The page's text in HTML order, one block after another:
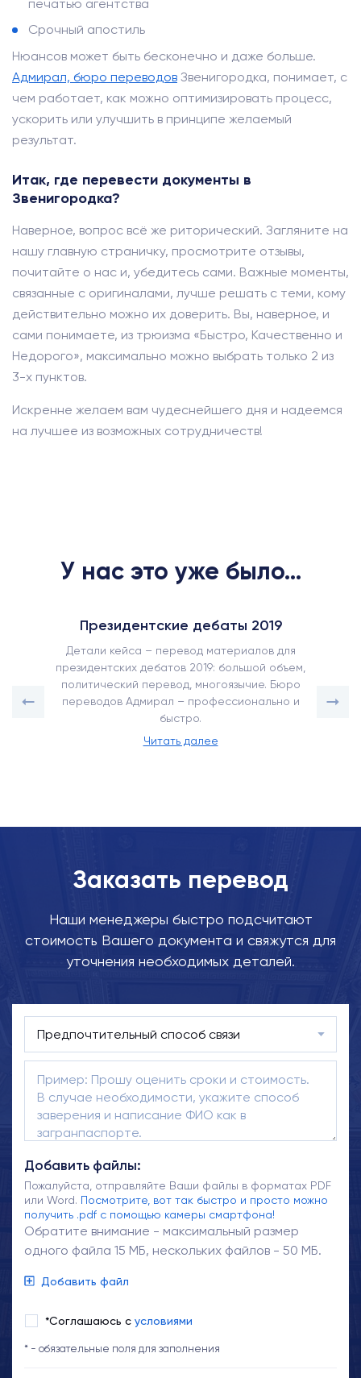
печатью агентства
Срочный апостиль
Нюансов может быть бесконечно и даже больше.
Адмирал, бюро переводов Звенигородка, понимает, с
чем работает, как можно оптимизировать процесс,
ускорить или улучшить в принципе желаемый
результат.
Итак, где перевести документы в
Звенигородка?
Наверное, вопрос всё же риторический. Загляните на
нашу главную страничку, просмотрите отзывы,
почитайте о нас и, убедитесь сами. Важные моменты,
связанные с оригиналами, лучше решать с теми, кому
действительно можно их доверить. Вы, наверное, и
сами понимаете, из трюизма «Быстро, Качественно и
Недорого», максимально можно выбрать только 2 из
3-х пунктов.
Искренне желаем вам чудеснейшего дня и надеемся
на лучшее из возможных сотрудничеств!
У нас это уже было...
Президентские дебаты 2019
Детали кейса – перевод материалов для
президентских дебатов 2019: большой объем,
политический перевод, многоязычие. Бюро
переводов Адмирал – профессионально и
быстро.
Читать далее
Заказать перевод
Наши менеджеры быстро подсчитают
стоимость Вашего документа и свяжутся для
уточнения необходимых деталей.
Добавить файлы:
Пожалуйста, отправляйте Ваши файлы в форматах PDF
или Word. Посмотрите, вот так быстро и просто можно
получить .pdf с помощью камеры смартфона!
Обратите внимание - максимальный размер
одного файла 15 МБ, нескольких файлов - 50 МБ.
Добавить файл
*Соглашаюсь с условиями
* - обязательные поля для заполнения